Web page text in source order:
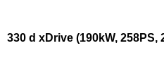
330 d xDrive (190kW, 258PS,